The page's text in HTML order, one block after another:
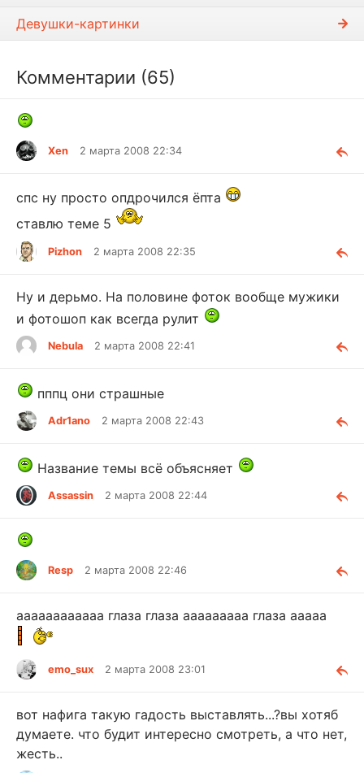
Девушки-картинки
Комментарии (65)
Xen 2 марта 2008 22:34
спс ну просто опдрочился ёпта
ставлю теме 5
Pizhon 2 марта 2008 22:35
Ну и дерьмо. На половине фоток вообще мужики
и фотошоп как всегда рулит
Nebula 2 марта 2008 22:41
пппц они страшные
Adr1ano 2 марта 2008 22:43
Название темы всё объясняет
Assassin 2 марта 2008 22:44
Resp 2 марта 2008 22:46
аааааааааааа глаза глаза ааааааааа глаза ааааа
emo_sux 2 марта 2008 23:01
вот нафига такую гадость выставлять...?вы хотяб
думаете. что будит интересно смотреть, а что нет,
жесть..